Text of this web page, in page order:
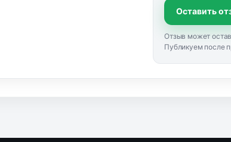
Оставить
Отзыв может
Публикуем после